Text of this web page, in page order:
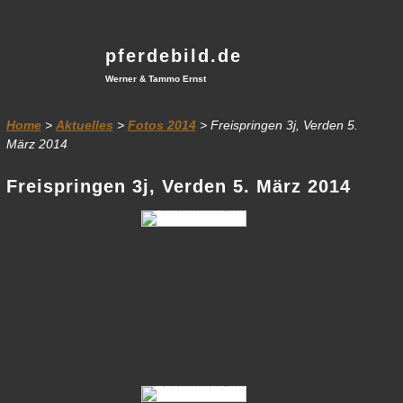
pferdebild.de
Werner & Tammo Ernst
Home> Aktuelles > Fotos 2014> Freispringen 3j, Verden 5.
März 2014
Freispringen 3j, Verden 5. März 2014
01-Chaccos-Star-14-99